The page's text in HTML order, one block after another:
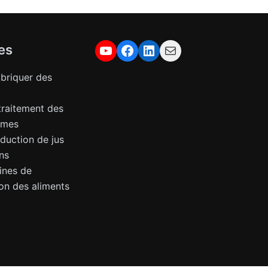
des
des
de jus
de
des aliments
YouTube
Facebook
LinkedIn
Courrier